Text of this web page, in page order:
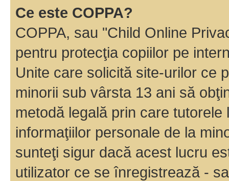
Ce este COPPA?
COPPA, sau "Child Online
pentru protecţia copiilor pe
Unite care solicită site-urilor ce
minorii sub vârsta 13 ani să
metodă legală prin care
informaţiilor personale de la
sunteţi sigur dacă acest lucru
utilizator ce se înregistrează -